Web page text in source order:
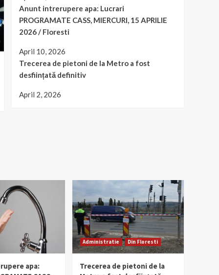
Anunt intrerupere apa: Lucrari
PROGRAMATE CASS, MIERCURI, 15 APRILIE
2026 / Floresti
April 10, 2026
Trecerea de pietoni de la Metro a fost
desființată definitiv
April 2, 2026
apa:
Administratie Din Floresti
Trecerea de pietoni de la